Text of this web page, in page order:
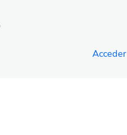
Acceder